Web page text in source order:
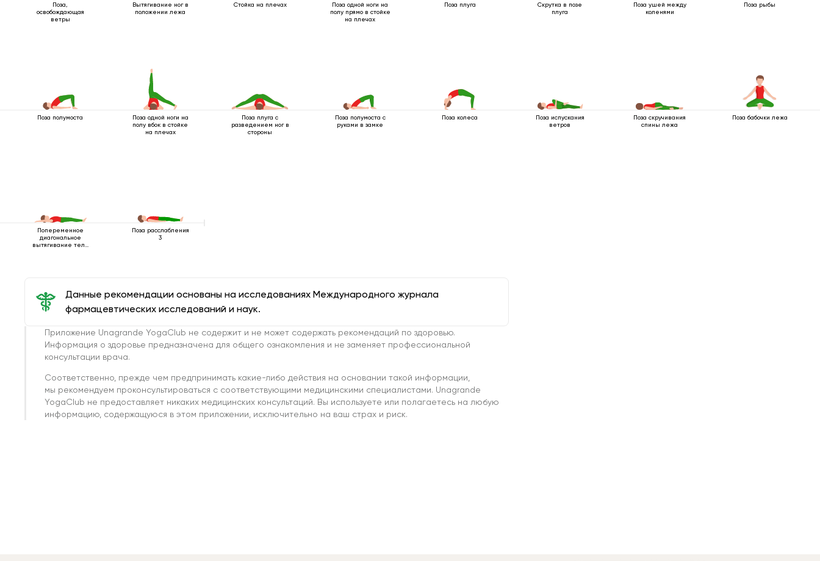
Поза,
освобождающая
ветры
Вытягивание ног в
положении лежа
Стойка на плечах
Поза одной ноги на
полу прямо в стойке
на плечах
Поза плуга
Скрутка в позе
плуга
Поза ушей между
коленями
Поза рыбы
Поза полумоста
Поза одной ноги на
полу вбок в стойке
на плечах
Поза плуга с
разведением ног в
стороны
Поза полумоста с
руками в замке
Поза колеса
Поза испускания
ветров
Поза скручивания
спины лежа
Поза бабочки лежа
Попеременное
диагональное
вытягивание тела
Поза расслабления
3
Данные рекомендации основаны на исследованиях Международного журнала
фармацевтических исследований и наук.
Приложение Unagrande YogaClub не содержит и не может содержать рекомендаций по здоровью.
Информация о здоровье предназначена для общего ознакомления и не заменяет профессиональной
консультации врача.
Соответственно, прежде чем предпринимать какие-либо действия на основании такой информации,
мы рекомендуем проконсультироваться с соответствующими медицинскими специалистами. Unagrande
YogaClub не предоставляет никаких медицинских консультаций. Вы используете или полагаетесь на любую
информацию, содержащуюся в этом приложении, исключительно на ваш страх и риск.